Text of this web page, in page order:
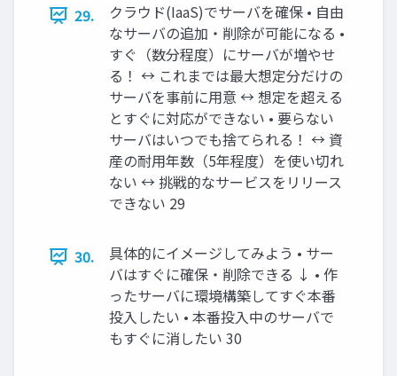
29.
クラウド(IaaS)でサーバを確保 • 自由
なサーバの追加・削除が可能になる •
すぐ（数分程度）にサーバが増やせ
る！ ↔ これまでは最大想定分だけの
サーバを事前に用意 ↔ 想定を超える
とすぐに対応ができない • 要らない
サーバはいつでも捨てられる！ ↔ 資
産の耐用年数（5年程度）を使い切れ
ない ↔ 挑戦的なサービスをリリース
できない 29
30.
具体的にイメージしてみよう • サー
バはすぐに確保・削除できる ↓ • 作
ったサーバに環境構築してすぐ本番
投入したい • 本番投入中のサーバで
もすぐに消したい 30